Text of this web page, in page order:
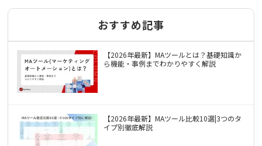
おすすめ記事
【2026年最新】MAツールとは？基礎知識か
ら機能・事例までわかりやすく解説
【2026年最新】MAツール比較10選|3つのタ
イプ別徹底解説